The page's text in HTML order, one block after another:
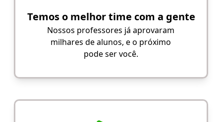
Temos o melhor time com a gente
Nossos professores já aprovaram
milhares de alunos, e o próximo
pode ser você.